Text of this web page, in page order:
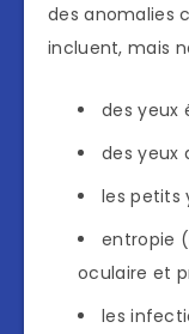
des anomalies
incluent, mais
des yeux
des yeux
les petits
entropie
oculaire et
les